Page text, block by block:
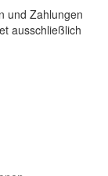
und Zahlungen
ausschließlich